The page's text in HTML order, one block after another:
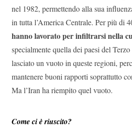
nel 1982, permettendo alla sua
in tutta l’America Centrale. Per più di
hanno lavorato per infiltrarsi nella
specialmente quella dei paesi del
lasciato un vuoto in queste regioni,
mantenere buoni rapporti soprattutto
Ma l’Iran ha riempito quel vuoto.
Come ci è riuscito?